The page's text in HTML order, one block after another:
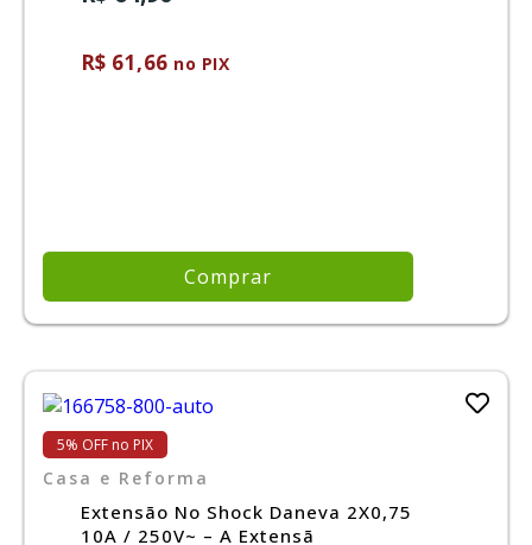
R$ 61,66 no PIX
Comprar
5% OFF no PIX
Casa e Reforma
Extensão No Shock Daneva 2X0,75
10A / 250V~ – A Extensã